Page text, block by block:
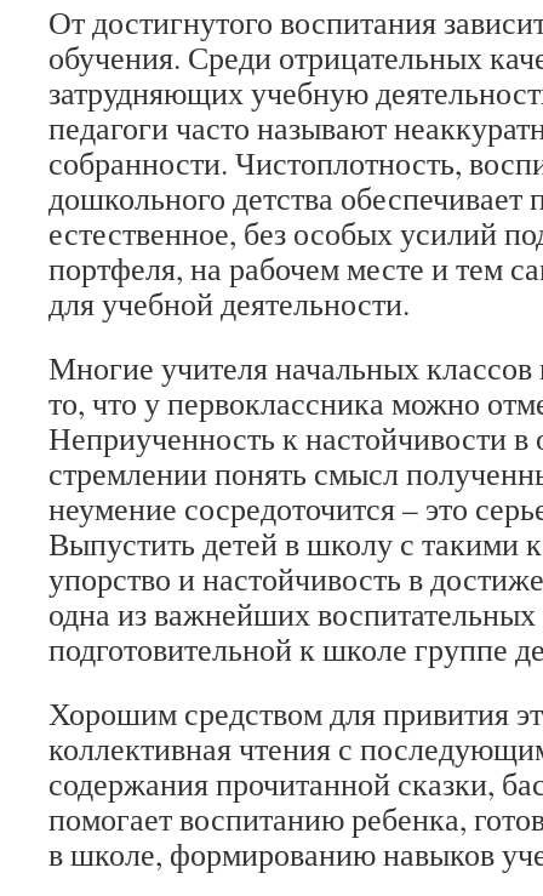
От достигнутого воспитания
обучения. Среди отрицательных
затрудняющих учебную
педагоги часто называют
собранности. Чистоплотность,
дошкольного детства обеспечивает
естественное, без особых усилий
портфеля, на рабочем месте и тем
для учебной деятельности.
Многие учителя начальных классов
то, что у первоклассника можно
Неприученность к настойчивости в
стремлении понять смысл
неумение сосредоточится – это
Выпустить детей в школу с такими
упорство и настойчивость в
одна из важнейших воспитательных
подготовительной к школе группе
Хорошим средством для привития
коллективная чтения с
содержания прочитанной сказки,
помогает воспитанию ребенка,
в школе, формированию навыков